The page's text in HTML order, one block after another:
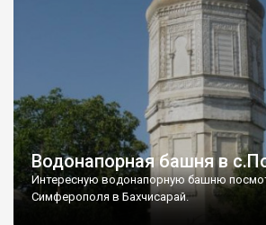
Водонапорная башня в
Интересную водонапорную башню
Симферополя в Бахчисарай.